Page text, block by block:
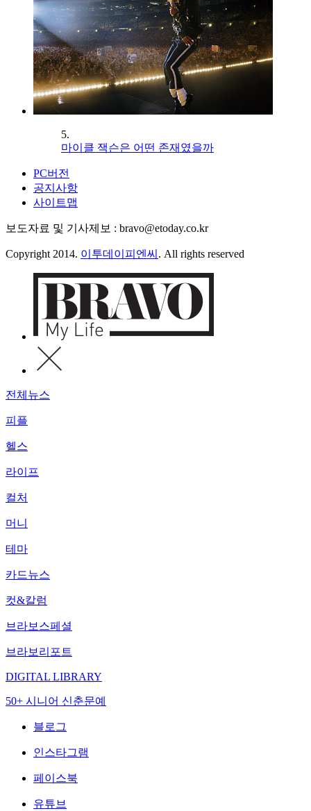
5.
마이클 잭슨은 어떤 존재였을까
PC버전
공지사항
사이트맵
보도자료 및 기사제보 : bravo@etoday.co.kr
Copyright 2014. 이투데이피엔씨 . All rights reserved
전체뉴스
피플
헬스
라이프
컬처
머니
테마
카드뉴스
컷&칼럼
브라보스페셜
브라보리포트
DIGITAL LIBRARY
50+ 시니어 신춘문예
블로그
인스타그램
페이스북
유튜브